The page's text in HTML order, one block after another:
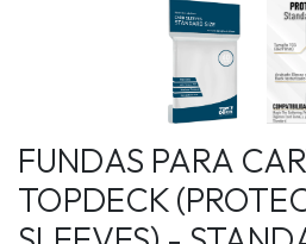
FUNDAS PARA
TOPDECK